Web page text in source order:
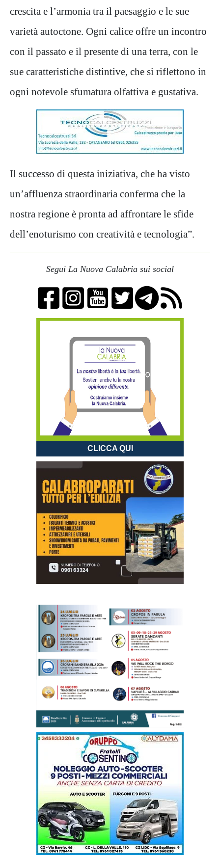
crescita e l’armonia tra il paesaggio e le sue
varietà autoctone. Ogni calice offre un incontro
con il passato e il presente di una terra, con le
sue caratteristiche distintive, che si riflettono in
ogni notevole sfumatura olfattiva e gustativa.
Il successo di questa iniziativa, che ha visto
un’affluenza straordinaria conferma che la
nostra regione è pronta ad affrontare le sfide
dell’enoturismo con creatività e tecnologia”.
Segui La Nuova Calabria sui social
CLICCA QUI